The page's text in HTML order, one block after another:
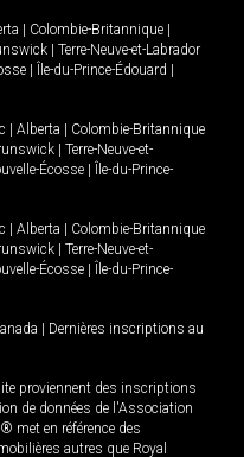
| Colombie-Britannique |
| Terre-Neuve-et-Labrador
| Île-du-Prince-Édouard |
| Alberta | Colombie-Britannique
| Terre-Neuve-et-
Écosse | Île-du-Prince-
| Alberta | Colombie-Britannique
| Terre-Neuve-et-
Écosse | Île-du-Prince-
| Dernières inscriptions au
proviennent des inscriptions
de données de l'Association
met en référence des
autres que Royal